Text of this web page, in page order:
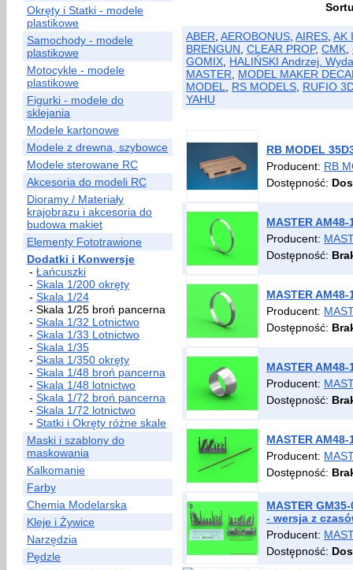
Okręty i Statki - modele
plastikowe
Samochody - modele
plastikowe
Motocykle - modele
plastikowe
Figurki - modele do
sklejania
Modele kartonowe
Modele z drewna, szybowce
Modele sterowane RC
Akcesoria do modeli RC
Dioramy / Materiały
krajobrazu i akcesoria do
budowa makiet
Elementy Fototrawione
Dodatki i Konwersje
- Łańcuszki
- Skala 1/200 okręty
- Skala 1/24
- Skala 1/25 broń pancerna
- Skala 1/32 Lotnictwo
- Skala 1/33 Lotnictwo
- Skala 1/35
- Skala 1/350 okręty
- Skala 1/48 broń pancerna
- Skala 1/48 lotnictwo
- Skala 1/72 broń pancerna
- Skala 1/72 lotnictwo
- Statki i Okręty różne skale
Maski i szablony do
maskowania
Kalkomanie
Farby
Chemia Modelarska
Kleje i Żywice
Narzędzia
Pędzle
ABER AEROBONUS AIRES AK
BRENGUN CLEAR PROP, CMK
GOMIX HALIŃSKI Andrzej.
MASTER
MODEL MAKER
MODEL
RS MODELS RUFIO
YAHU
RB MODEL
Producent: RB
Dostępność:
MASTER
Producent:
Dostępność:
MASTER
Producent:
Dostępność:
MASTER
Producent:
Dostępność:
MASTER
Producent:
Dostępność:
MASTER
- wersja z
Producent:
Dostępność: